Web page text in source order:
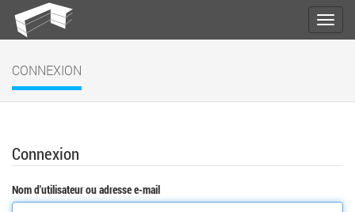
CONNEXION
Connexion
Nom d'utilisateur ou adresse e-mail